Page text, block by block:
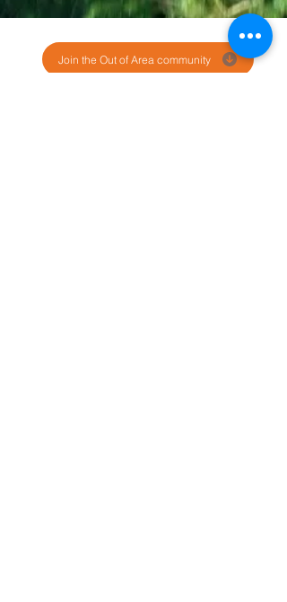
Join the Out of Area community